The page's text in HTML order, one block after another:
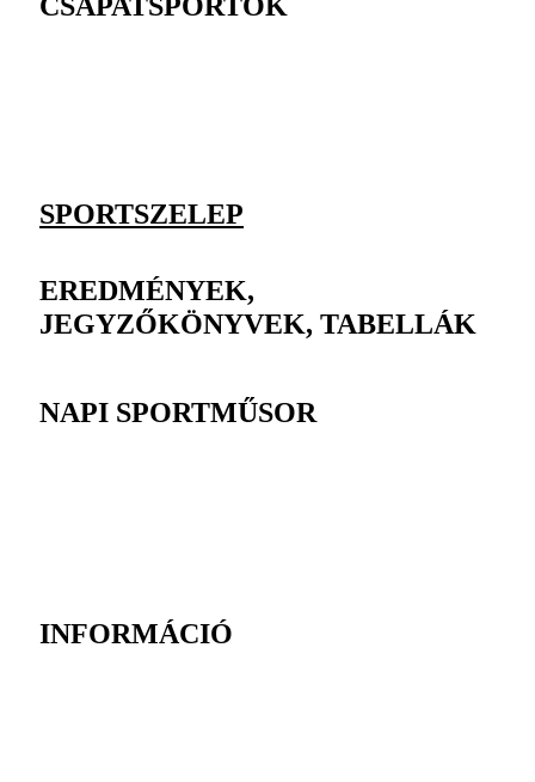
SPORTSZELEP
EREDMÉNYEK,
JEGYZŐKÖNYVEK, TABELLÁK
NAPI SPORTMŰSOR
INFORMÁCIÓ